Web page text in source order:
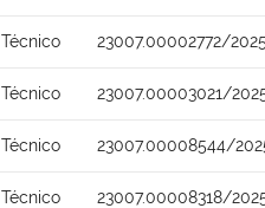
Técnico 23007.00002772/
Técnico 23007.00003021/
Técnico 23007.00008544/
Técnico 23007.00008318/